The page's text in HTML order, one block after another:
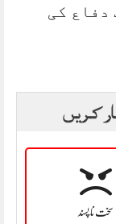
دفاع کی
کریں
سخت نا پسند